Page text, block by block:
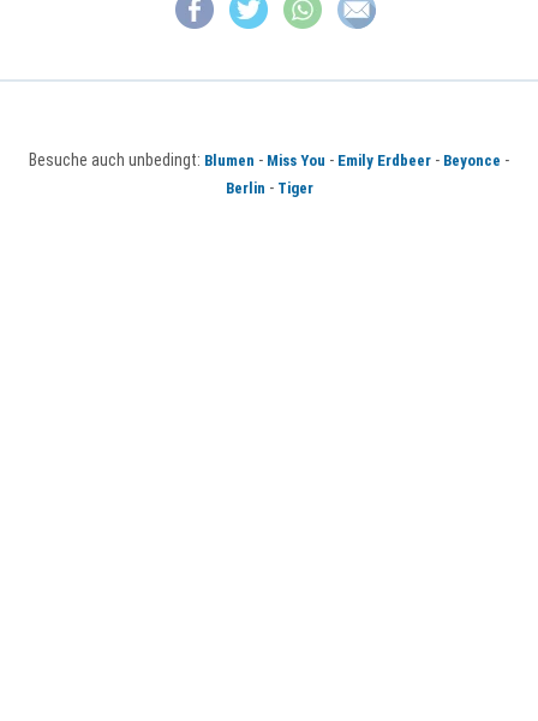
Besuche auch unbedingt: Blumen - Miss You - Emily Erdbeer - Beyonce -
Berlin - Tiger